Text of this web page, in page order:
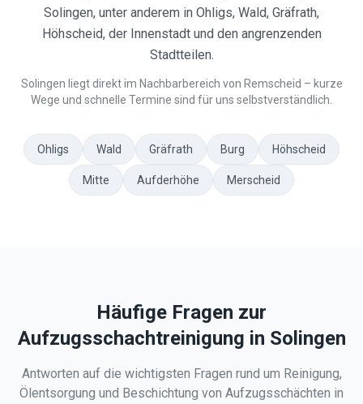
Solingen, unter anderem in Ohligs, Wald, Gräfrath,
Höhscheid, der Innenstadt und den angrenzenden
Stadtteilen.
Solingen liegt direkt im Nachbarbereich von Remscheid – kurze
Wege und schnelle Termine sind für uns selbstverständlich.
Ohligs Wald Gräfrath Burg Höhscheid
Mitte Aufderhöhe Merscheid
Häufige Fragen zur
Aufzugsschachtreinigung in Solingen
Antworten auf die wichtigsten Fragen rund um Reinigung,
Ölentsorgung und Beschichtung von Aufzugsschächten in